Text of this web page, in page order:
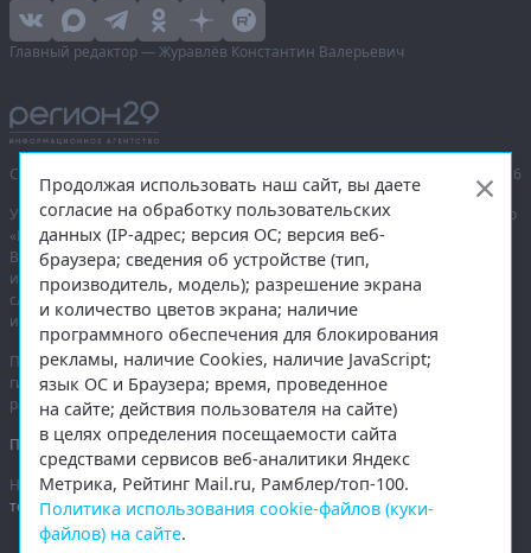
Главный редактор — Журавлёв Константин Валерьевич
Сетевое издание «Информационное агентство Регион 29»,
© 2016–2026
Учредитель — общество с ограниченной ответственностью «Агентство
«Правда Севера».
Выписка из реестра зарегистрированных средств массовой
информации:ЭЛ № ФС 77-74226 от 09.11.2018 выдано Федеральной
службой по надзору в сфере связи, информационных технологий
и массовых коммуникаций (Роскомнадзор).
При полном или частичном использовании любых материалов
гиперссылка на region29.ruобязательна. Копирование материалов без
разрешения администрации сайта запрещено.
Правовая информация.
На информационном ресурсе применяютсярекомендательные
технологии.
Продолжая использовать наш сайт, вы даете
согласие на обработку пользовательских
данных (IP-адрес; версия ОС; версия веб-
браузера; сведения об устройстве (тип,
производитель, модель); разрешение экрана
и количество цветов экрана; наличие
программного обеспечения для блокирования
рекламы, наличие Cookies, наличие JavaScript;
язык ОС и Браузера; время, проведенное
на сайте; действия пользователя на сайте)
в целях определения посещаемости сайта
средствами сервисов веб-аналитики Яндекс
Метрика, Рейтинг Mail.ru, Рамблер/топ-100.
Политика использования cookie-файлов (куки-
файлов) на сайте.